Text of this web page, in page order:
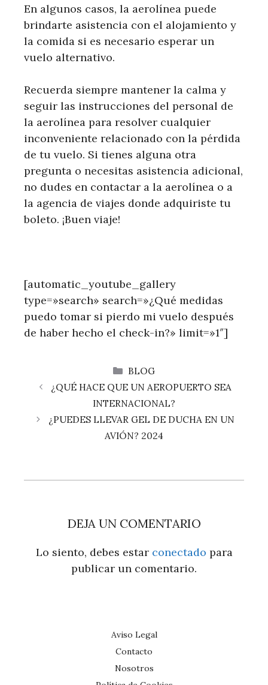
En algunos casos, la aerolínea puede
brindarte asistencia con el alojamiento y
la comida si es necesario esperar un
vuelo alternativo.
Recuerda siempre mantener la calma y
seguir las instrucciones del personal de
la aerolínea para resolver cualquier
inconveniente relacionado con la pérdida
de tu vuelo. Si tienes alguna otra
pregunta o necesitas asistencia adicional,
no dudes en contactar a la aerolínea o a
la agencia de viajes donde adquiriste tu
boleto. ¡Buen viaje!
[automatic_youtube_gallery
type=»search» search=»¿Qué medidas
puedo tomar si pierdo mi vuelo después
de haber hecho el check-in?» limit=»1″]
CATEGORÍAS
BLOG
¿QUÉ HACE QUE UN AEROPUERTO SEA
INTERNACIONAL?
¿PUEDES LLEVAR GEL DE DUCHA EN UN
AVIÓN? 2024
DEJA UN COMENTARIO
Lo siento, debes estar conectado para
publicar un comentario.
Aviso Legal
Contacto
Nosotros